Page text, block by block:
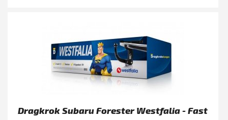
Dragkrok Subaru Forester Westfalia - Fast